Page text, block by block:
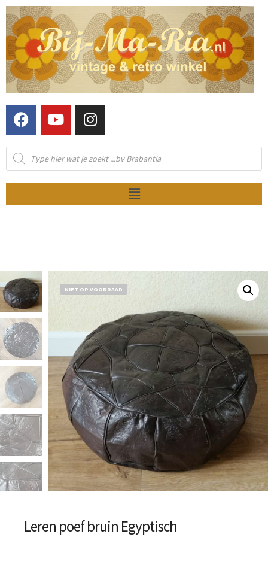
NIET OP VOORRAAD
Leren poef bruin Egyptisch